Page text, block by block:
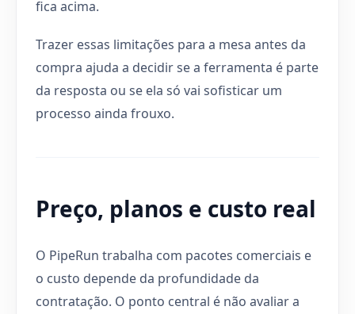
fica acima.
Trazer essas limitações para a mesa antes da
compra ajuda a decidir se a ferramenta é parte
da resposta ou se ela só vai sofisticar um
processo ainda frouxo.
Preço, planos e custo real
O PipeRun trabalha com pacotes comerciais e
o custo depende da profundidade da
contratação. O ponto central é não avaliar a